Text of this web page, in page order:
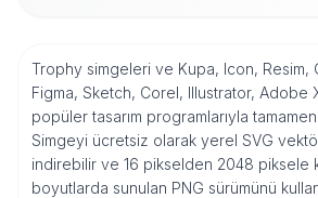
Trophy simgeleri ve Kupa, Icon, Resim,
Figma, Sketch, Corel, Illustrator, Adobe
popüler tasarım programlarıyla
Simgeyi ücretsiz olarak yerel SVG
indirebilir ve 16 pikselden 2048 piksele
boyutlarda sunulan PNG sürümünü